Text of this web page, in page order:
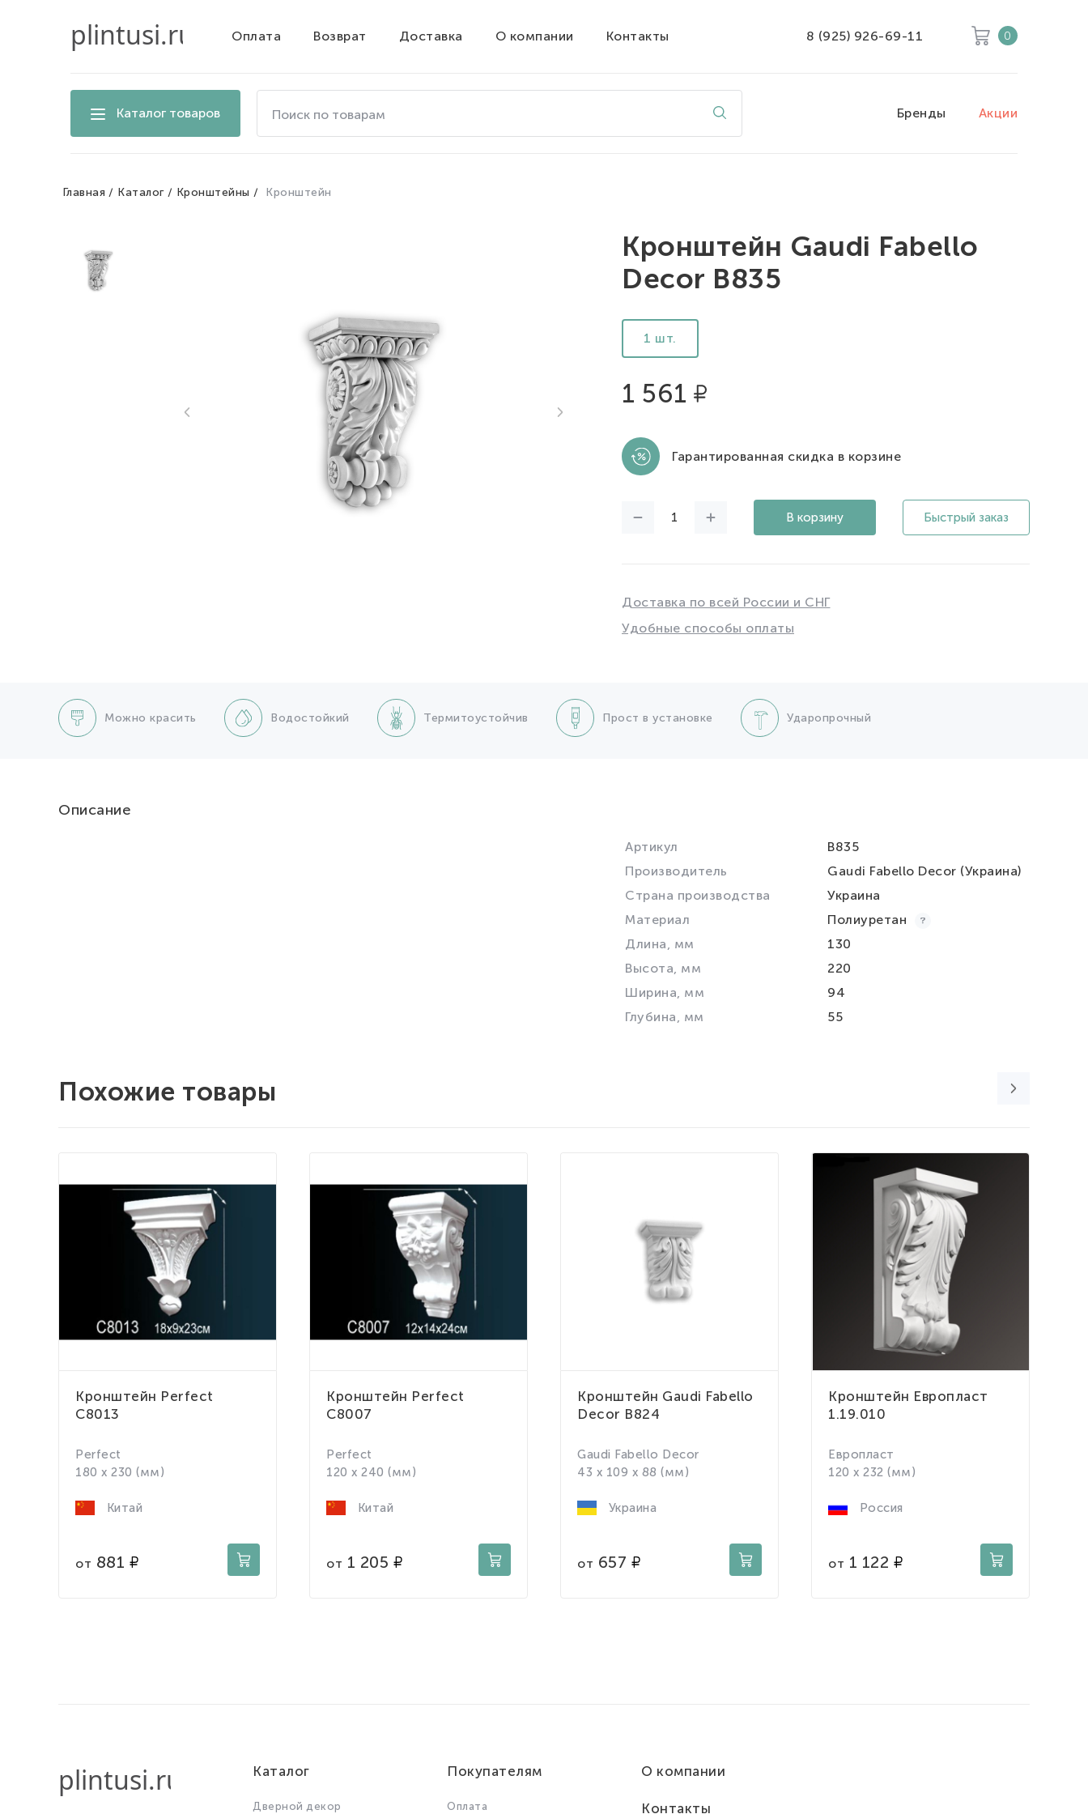
Оплата Возврат Доставка О компании Контакты 8 (925) 926-69-11 0
Каталог товаров
товарам
Бренды Акции
Главная Каталог Кронштейны Кронштейн
Кронштейн Gaudi Fabello
Decor B835
1 шт.
1 561
Гарантированная скидка в корзине
В корзину Быстрый заказ
Доставка по всей России и СНГ
Удобные способы оплаты
Можно красить Водостойкий Термитоустойчив Прост в установке Ударопрочный
Описание
Артикул
B835
Производитель
Gaudi Fabello Decor (Украина)
Страна производства
Украина
Материал
Полиуретан
Длина, мм
130
Высота, мм
220
Ширина, мм
94
Глубина, мм
55
Похожие товары
Кронштейн Perfect
C8013
Perfect
180 x 230 (мм)
Китай
от 881
Кронштейн Perfect
C8007
Perfect
120 x 240 (мм)
Китай
от 1 205
Кронштейн Gaudi Fabello
Decor B824
Gaudi Fabello Decor
43 x 109 x 88 (мм)
Украина
от 657
Кронштейн Европласт
1.19.010
Европласт
120 x 232 (мм)
Россия
от 1 122
Каталог
Дверной декор
Покупателям
Оплата
О компании
Контакты